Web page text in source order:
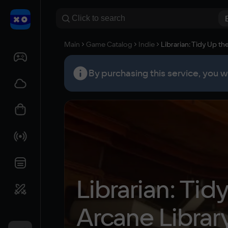
Main Game Catalog Indie Librarian: Tidy Up
By purchasing this service, you
Librarian:
Arcane